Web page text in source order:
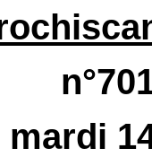
mardi